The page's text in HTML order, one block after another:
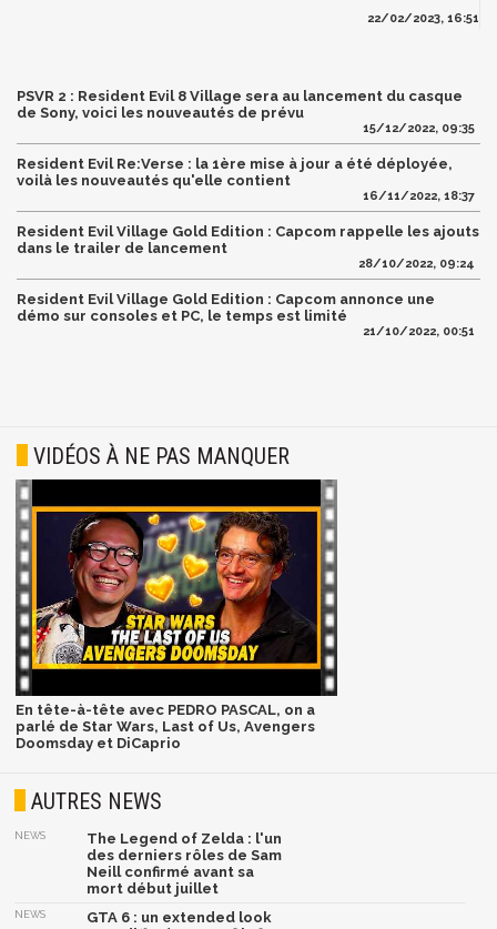
22/02/2023, 16:51
PSVR 2 : Resident Evil 8 Village sera au lancement du casque
de Sony, voici les nouveautés de prévu
15/12/2022, 09:35
Resident Evil Re:Verse : la 1ère mise à jour a été déployée,
voilà les nouveautés qu'elle contient
16/11/2022, 18:37
Resident Evil Village Gold Edition : Capcom rappelle les ajouts
dans le trailer de lancement
28/10/2022, 09:24
Resident Evil Village Gold Edition : Capcom annonce une
démo sur consoles et PC, le temps est limité
21/10/2022, 00:51
VIDÉOS À NE PAS MANQUER
En tête-à-tête avec PEDRO PASCAL, on a
parlé de Star Wars, Last of Us, Avengers
Doomsday et DiCaprio
AUTRES NEWS
NEWS
The Legend of Zelda : l'un
des derniers rôles de Sam
Neill confirmé avant sa
mort début juillet
NEWS
GTA 6 : un extended look